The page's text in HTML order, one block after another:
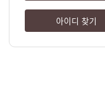
아이디 찾기